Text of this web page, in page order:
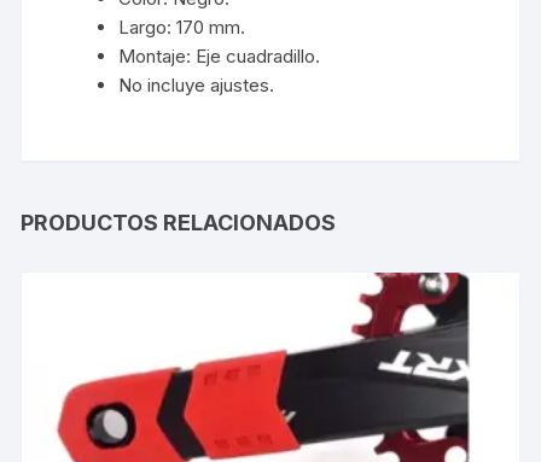
Largo: 170 mm.
Montaje: Eje cuadradillo.
No incluye ajustes.
PRODUCTOS RELACIONADOS